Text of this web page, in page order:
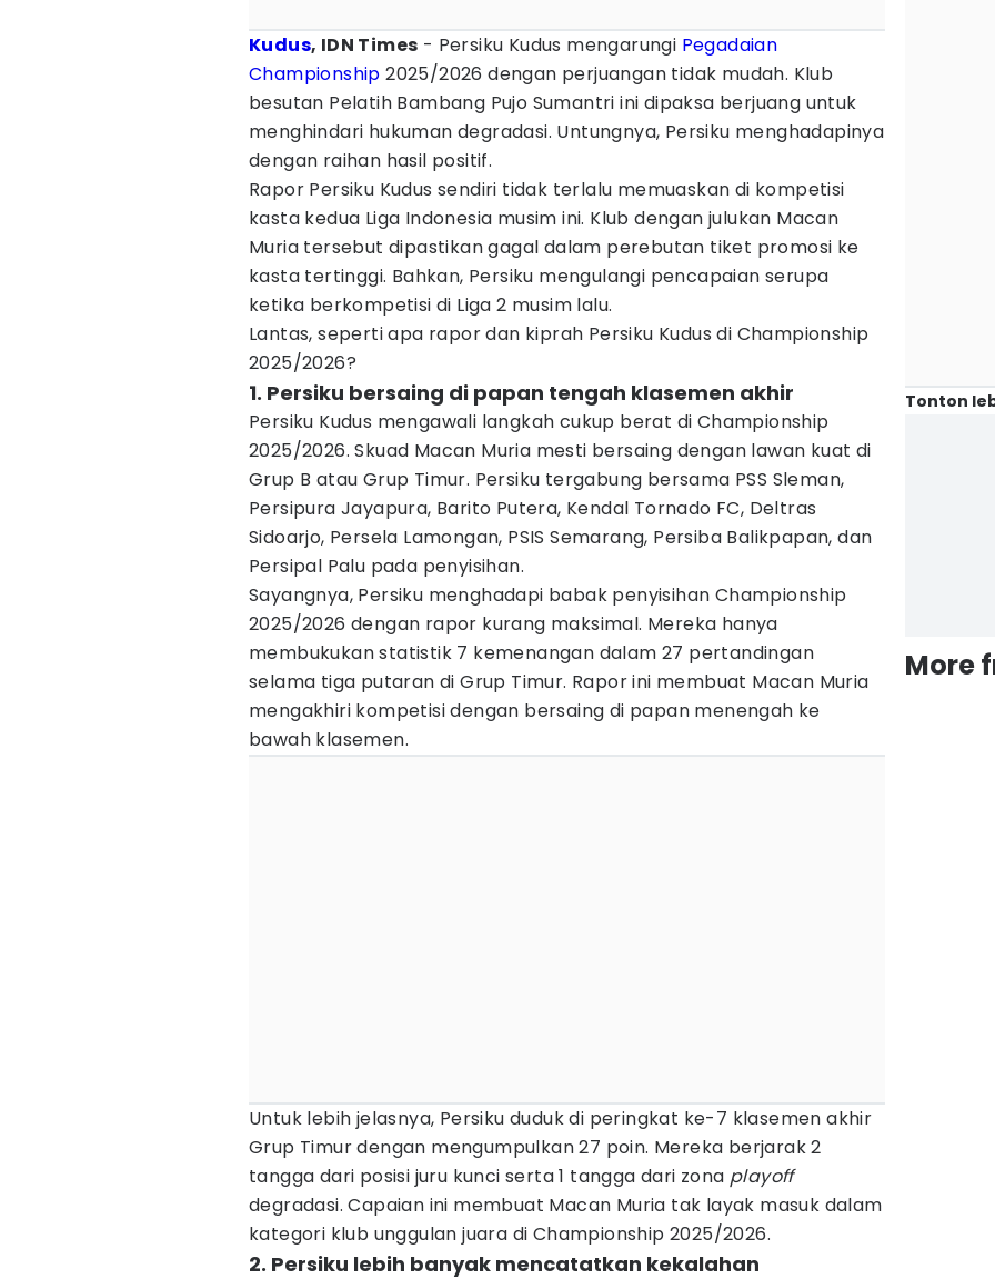
Kudus, IDN Times - Persiku Kudus mengarungi Pegadaian
Championship 2025/2026 dengan perjuangan tidak mudah. Klub
besutan Pelatih Bambang Pujo Sumantri ini dipaksa berjuang untuk
menghindari hukuman degradasi. Untungnya, Persiku menghadapinya
dengan raihan hasil positif.
Rapor Persiku Kudus sendiri tidak terlalu memuaskan di kompetisi
kasta kedua Liga Indonesia musim ini. Klub dengan julukan Macan
Muria tersebut dipastikan gagal dalam perebutan tiket promosi ke
kasta tertinggi. Bahkan, Persiku mengulangi pencapaian serupa
ketika berkompetisi di Liga 2 musim lalu.
Lantas, seperti apa rapor dan kiprah Persiku Kudus di Championship
2025/2026?
1. Persiku bersaing di papan tengah klasemen akhir
Persiku Kudus mengawali langkah cukup berat di Championship
2025/2026. Skuad Macan Muria mesti bersaing dengan lawan kuat di
Grup B atau Grup Timur. Persiku tergabung bersama PSS Sleman,
Persipura Jayapura, Barito Putera, Kendal Tornado FC, Deltras
Sidoarjo, Persela Lamongan, PSIS Semarang, Persiba Balikpapan, dan
Persipal Palu pada penyisihan.
Sayangnya, Persiku menghadapi babak penyisihan Championship
2025/2026 dengan rapor kurang maksimal. Mereka hanya
membukukan statistik 7 kemenangan dalam 27 pertandingan
selama tiga putaran di Grup Timur. Rapor ini membuat Macan Muria
mengakhiri kompetisi dengan bersaing di papan menengah ke
bawah klasemen.
Untuk lebih jelasnya, Persiku duduk di peringkat ke-7 klasemen akhir
Grup Timur dengan mengumpulkan 27 poin. Mereka berjarak 2
tangga dari posisi juru kunci serta 1 tangga dari zona playoff
degradasi. Capaian ini membuat Macan Muria tak layak masuk dalam
kategori klub unggulan juara di Championship 2025/2026.
2. Persiku lebih banyak mencatatkan kekalahan
Tonton
More